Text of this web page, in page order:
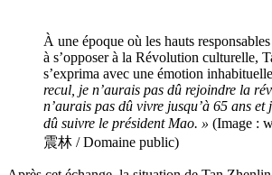
À une époque où les hauts
à s’opposer à la Révolution culturelle,
s’exprima avec une émotion
recul, je n’aurais pas dû rejoindre la
n’aurais pas dû vivre jusqu’à 65 ans et
dû suivre le président Mao. » (Image :
震林 / Domaine public)